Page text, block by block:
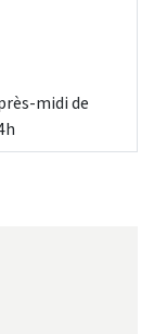
midi de